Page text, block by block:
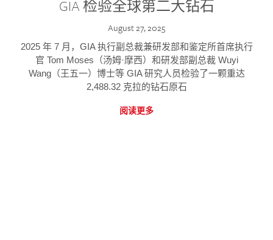
GIA 检验全球第二大钻石
August 27, 2025
2025 年 7 月，GIA 执行副总裁兼研发部和鉴定所首席执行
官 Tom Moses（汤姆·摩西）和研发部副总裁 Wuyi
Wang（王五一）博士等 GIA 研究人员检验了一颗重达
2,488.32 克拉的钻石原石
阅读更多